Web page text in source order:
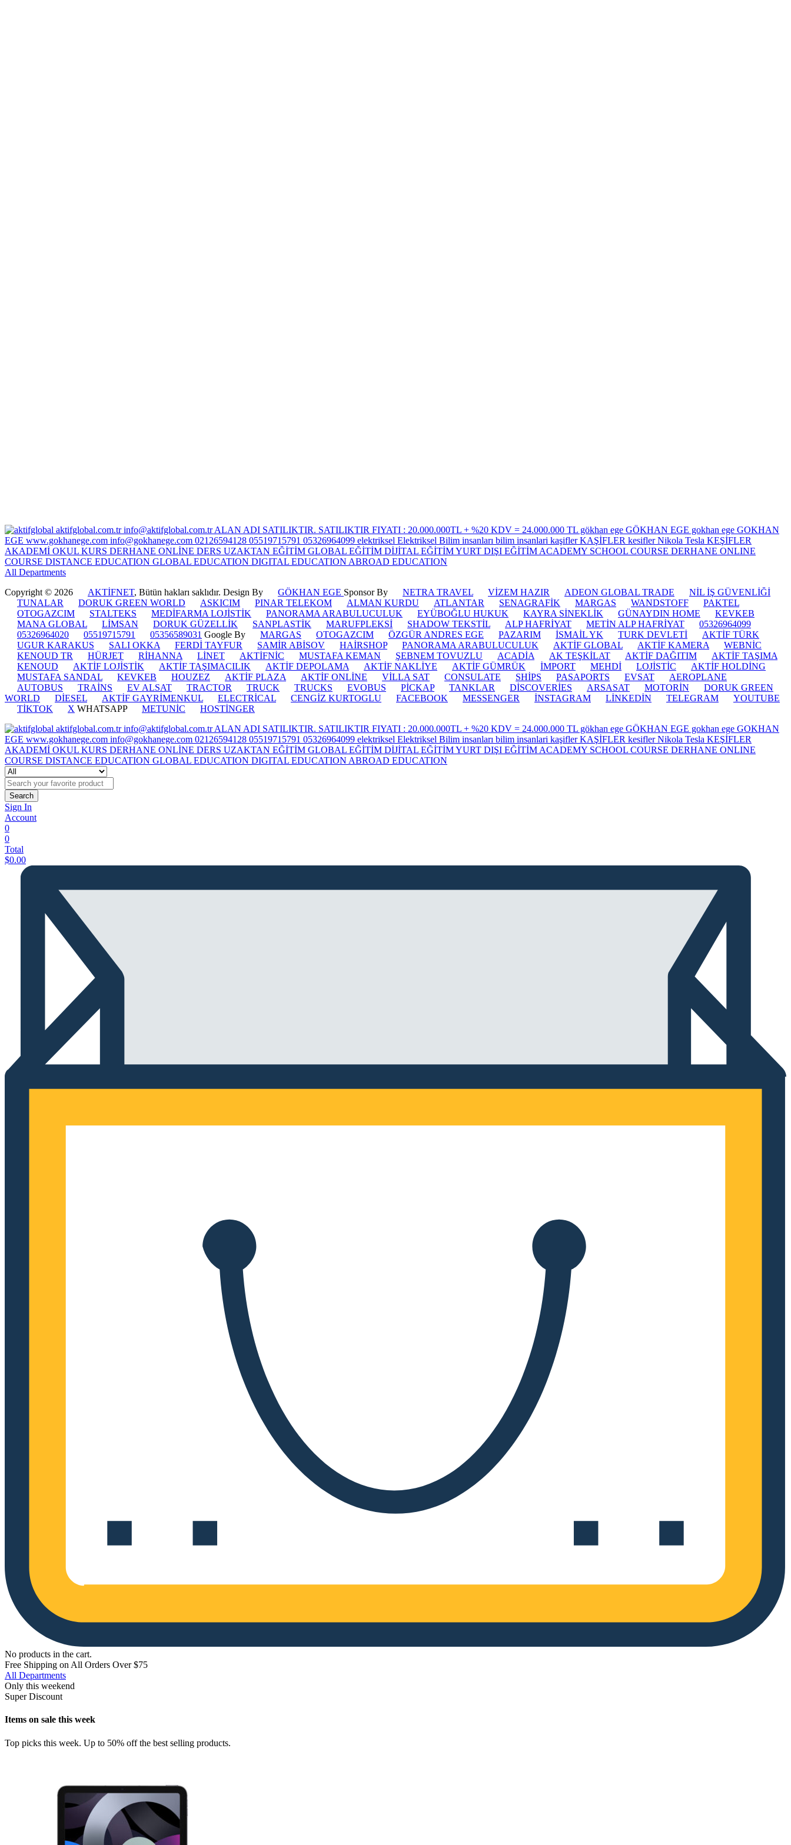
All Departments
Copyright © 2026
AKTİFNET, Bütün hakları saklıdır. Design By GÖKHAN EGE Sponsor By NETRA TRAVEL VİZEM HAZIR ADEON GLOBAL TRADE
NİL İŞ GÜVENLİĞİ
TUNALAR
DORUK GREEN WORLD ASKICIM PINAR TELEKOM ALMAN KURDU ATLANTAR SENAGRAFİK MARGAS WANDSTOFF
PAKTEL
OTOGAZCIM
STALTEKS MEDİFARMA LOJİSTİK PANORAMA ARABULUCULUK EYÜBOĞLU HUKUK KAYRA SİNEKLİK GÜNAYDIN HOME
KEVKEB
MANA GLOBAL
LİMSAN DORUK GÜZELLİK SANPLASTİK MARUFPLEKSİ SHADOW TEKSTİL ALP HAFRİYAT METİN ALP HAFRİYAT
05326964099
05326964020
05519715791 05356589031 Google By MARGAS OTOGAZCIM ÖZGÜR ANDRES EGE PAZARIM İSMAİL YK TURK DEVLETİ
AKTİF TÜRK
UGUR KARAKUS
SALI OKKA FERDİ TAYFUR SAMİR ABİSOV HAİRSHOP PANORAMA ARABULUCULUK AKTİF GLOBAL AKTİF KAMERA
WEBNİC
KENOUD TR
HÜRJET RİHANNA LİNET AKTİFNİC MUSTAFA KEMAN ŞEBNEM TOVUZLU ACADİA AK TEŞKİLAT AKTİF DAĞITIM
AKTİF TAŞIMA
KENOUD
AKTİF LOJİSTİK AKTİF TAŞIMACILIK AKTİF DEPOLAMA AKTİF NAKLİYE AKTİF GÜMRÜK İMPORT MEHDİ LOJİSTİC
AKTİF HOLDİNG
MUSTAFA SANDAL
KEVKEB HOUZEZ AKTİF PLAZA AKTİF ONLİNE VİLLA SAT CONSULATE SHİPS PASAPORTS EVSAT
AEROPLANE
AUTOBUS
TRAİNS EV ALSAT TRACTOR TRUCK TRUCKS EVOBUS PİCKAP TANKLAR DİSCOVERİES ARSASAT MOTORİN
DORUK GREEN
WORLD
DİESEL AKTİF GAYRİMENKUL ELECTRİCAL CENGİZ KURTOGLU FACEBOOK MESSENGER İNSTAGRAM LİNKEDİN TELEGRAM
YOUTUBE
TİKTOK
X WHATSAPP METUNİC HOSTİNGER
Search
Sign In
Account
0
0
Total
$0.00
No products in the cart.
Free Shipping on All Orders Over $75
All Departments
Only this weekend
Super Discount
Items on sale this week
Top picks this week. Up to 50% off the best selling products.